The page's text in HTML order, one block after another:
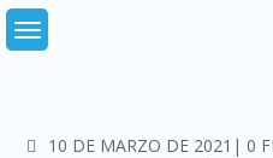
Skip
to
10 DE MARZO DE 2021
0